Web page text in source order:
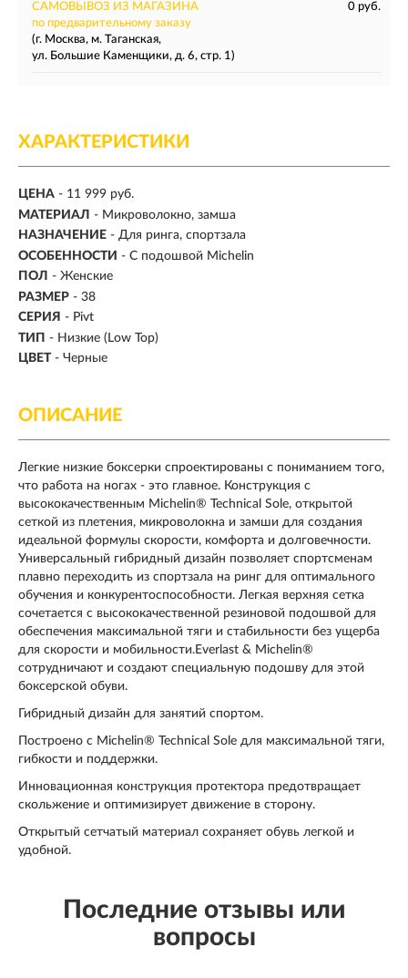
САМОВЫВОЗ ИЗ МАГАЗИНА
0 руб.
по предварительному заказу
(г. Москва, м. Таганская,
ул. Большие Каменщики, д. 6, стр. 1)
ХАРАКТЕРИСТИКИ
ЦЕНА - 11 999 руб.
МАТЕРИАЛ - Микроволокно, замша
НАЗНАЧЕНИЕ - Для ринга, спортзала
ОСОБЕННОСТИ - С подошвой Michelin
ПОЛ - Женские
РАЗМЕР - 38
СЕРИЯ - Pivt
ТИП - Низкие (Low Top)
ЦВЕТ - Черные
ОПИСАНИЕ
Легкие низкие боксерки спроектированы с пониманием того,
что работа на ногах - это главное. Конструкция с
высококачественным Michelin® Technical Sole, открытой
сеткой из плетения, микроволокна и замши для создания
идеальной формулы скорости, комфорта и долговечности.
Универсальный гибридный дизайн позволяет спортсменам
плавно переходить из спортзала на ринг для оптимального
обучения и конкурентоспособности. Легкая верхняя сетка
сочетается с высококачественной резиновой подошвой для
обеспечения максимальной тяги и стабильности без ущерба
для скорости и мобильности.Everlast & Michelin®
сотрудничают и создают специальную подошву для этой
боксерской обуви.
Гибридный дизайн для занятий спортом.
Построено с Michelin® Technical Sole для максимальной тяги,
гибкости и поддержки.
Инновационная конструкция протектора предотвращает
скольжение и оптимизирует движение в сторону.
Открытый сетчатый материал сохраняет обувь легкой и
удобной.
Последние отзывы или
вопросы